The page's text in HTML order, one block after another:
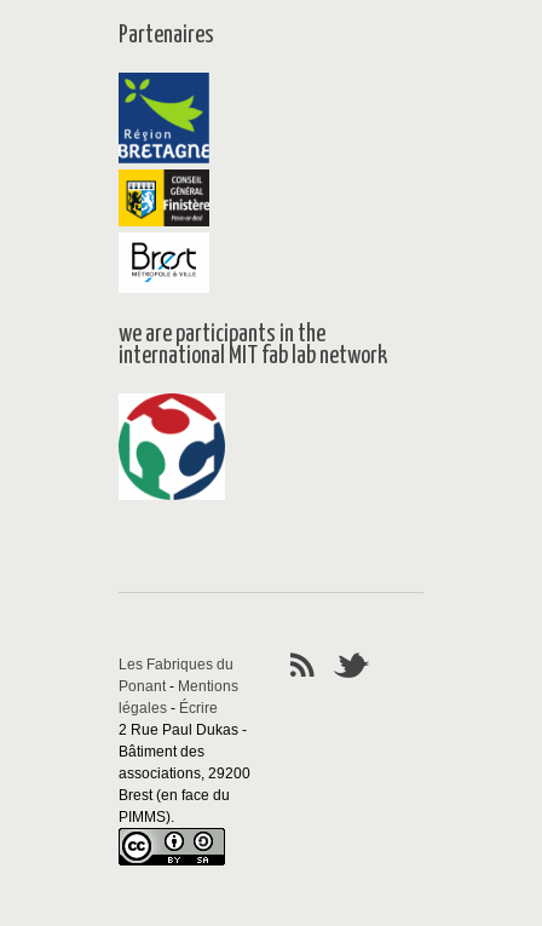
Partenaires
we are participants in the
international MIT fab lab network
Les Fabriques du
Ponant- Mentions
légales - Écrire
2 Rue Paul Dukas -
Bâtiment des
associations, 29200
Brest (en face du
PIMMS).